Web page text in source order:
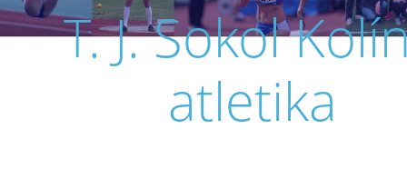
T. J. Sokol
atletika